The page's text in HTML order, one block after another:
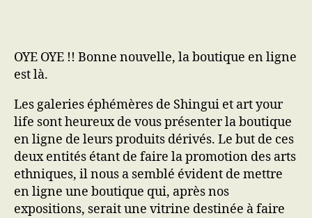
OYE OYE !! Bonne nouvelle, la boutique en ligne
est là.
Les galeries éphémères de Shingui et art your
life sont heureux de vous présenter la boutique
en ligne de leurs produits dérivés. Le but de ces
deux entités étant de faire la promotion des arts
ethniques, il nous a semblé évident de mettre
en ligne une boutique qui, après nos
expositions, serait une vitrine destinée à faire